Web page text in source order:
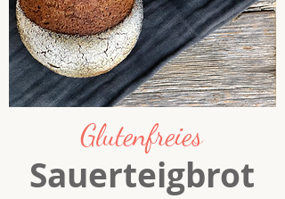
Glutenfreies
Sauerteigbrot